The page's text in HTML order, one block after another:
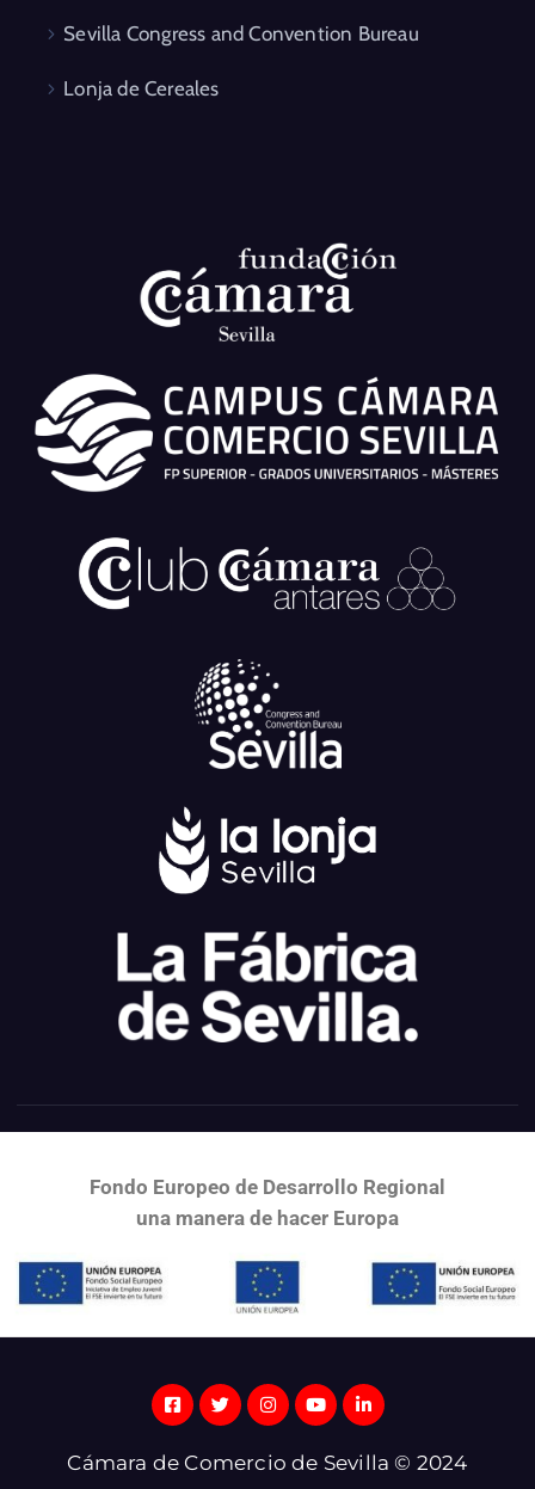
Sevilla Congress and Convention Bureau
Lonja de Cereales
Fondo Europeo de Desarrollo Regional
una manera de hacer Europa
Cámara de Comercio de Sevilla © 2024